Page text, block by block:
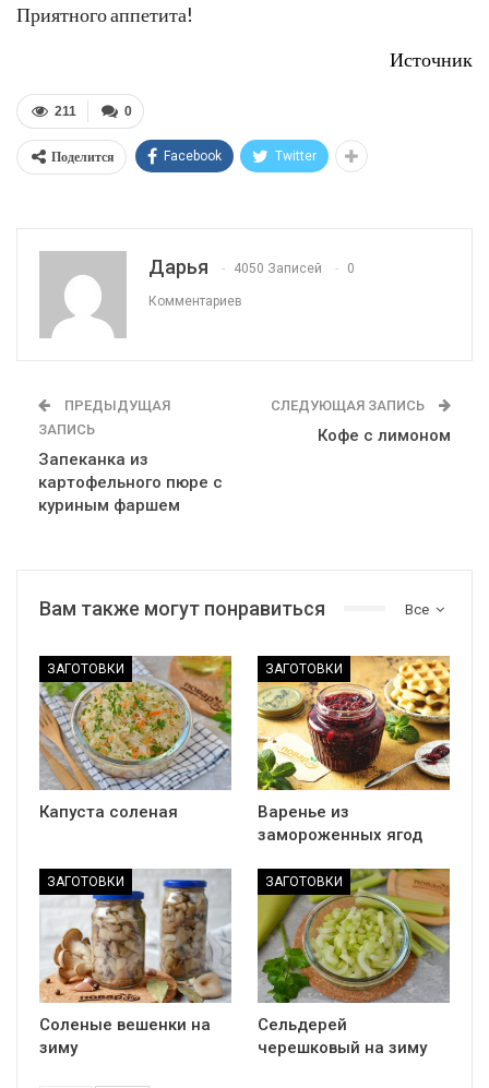
Приятного аппетита!
Источник
0
211
Поделится Facebook Twitter
Дарья 4050 Записей 0
Комментариев
ПРЕДЫДУЩАЯ
ЗАПИСЬ
Запеканка из
картофельного пюре с
куриным фаршем
СЛЕДУЮЩАЯ ЗАПИСЬ
Кофе с лимоном
Все
Вам также могут понравиться
ЗАГОТОВКИ
Капуста соленая
ЗАГОТОВКИ
Варенье из
замороженных ягод
ЗАГОТОВКИ
Соленые вешенки на
зиму
ЗАГОТОВКИ
Сельдерей
черешковый на зиму